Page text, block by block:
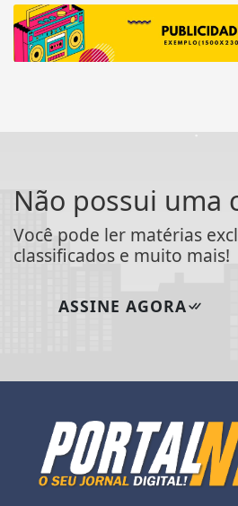
Não possui uma
Você pode ler matérias
classificados e muito mais!
ASSINE AGORA